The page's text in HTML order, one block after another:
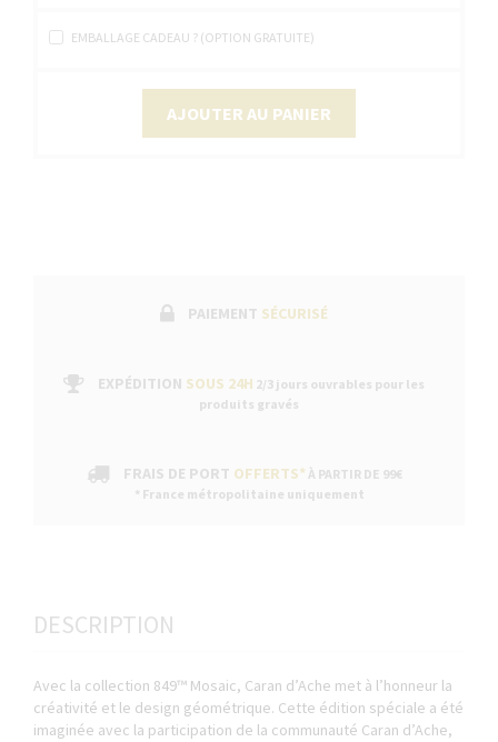
EMBALLAGE CADEAU ? (OPTION GRATUITE)
AJOUTER AU PANIER
PAIEMENT SÉCURISÉ
EXPÉDITION SOUS 24H 2/3 jours ouvrables pour les
produits gravés
FRAIS DE PORT OFFERTS* À PARTIR DE 99€
* France métropolitaine uniquement
DESCRIPTION
Avec la collection 849™ Mosaic, Caran d’Ache met à l’honneur la
créativité et le design géométrique. Cette édition spéciale a été
imaginée avec la participation de la communauté Caran d’Ache,